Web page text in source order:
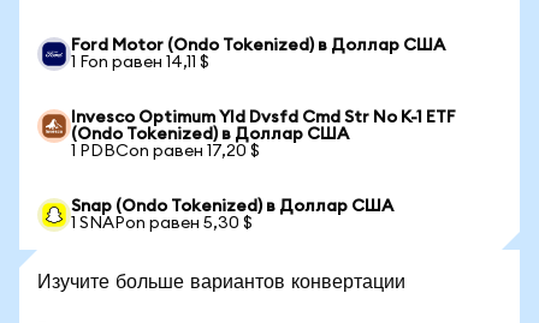
Ford Motor (Ondo Tokenized) в Доллар США
1 Fon равен 14,11 $
Invesco Optimum Yld Dvsfd Cmd Str No K-1 ETF
(Ondo Tokenized) в Доллар США
1 PDBCon равен 17,20 $
Snap (Ondo Tokenized) в Доллар США
1 SNAPon равен 5,30 $
Изучите больше вариантов конвертации